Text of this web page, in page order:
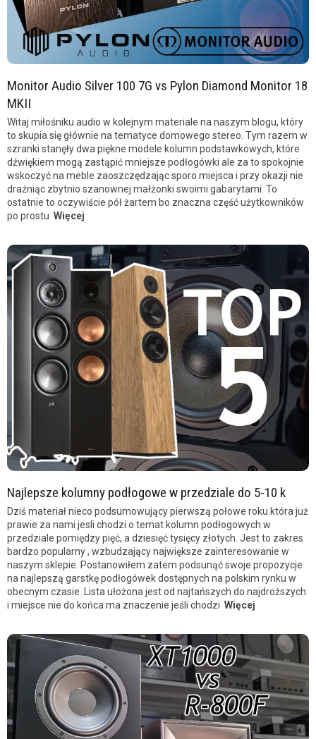
Monitor Audio Silver 100 7G vs Pylon Diamond Monitor 18
MKII
Witaj miłośniku audio w kolejnym materiale na naszym blogu, który
to skupia się głównie na tematyce domowego stereo. Tym razem w
szranki stanęły dwa piękne modele kolumn podstawkowych, które
dźwiękiem mogą zastąpić mniejsze podłogówki ale za to spokojnie
wskoczyć na meble zaoszczędzając sporo miejsca i przy okazji nie
drażniąc zbytnio szanownej małżonki swoimi gabarytami. To
ostatnie to oczywiście pół żartem bo znaczna część użytkowników
po prostu Więcej
Najlepsze kolumny podłogowe w przedziale do 5-10 k
Dziś materiał nieco podsumowujący pierwszą połowe roku która już
prawie za nami jesli chodzi o temat kolumn podłogowych w
przedziale pomiędzy pięć, a dziesięć tysięcy złotych. Jest to zakres
bardzo popularny , wzbudzający największe zainteresowanie w
naszym sklepie. Postanowiłem zatem podsunąć swoje propozycje
na najlepszą garstkę podłogówek dostępnych na polskim rynku w
obecnym czasie. Lista ułożona jest od najtańszych do najdroższych
i miejsce nie do końca ma znaczenie jeśli chodzi Więcej